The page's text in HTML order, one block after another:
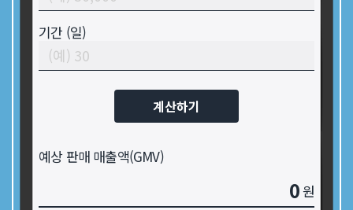
기간 (일)
계산하기
예상 판매 매출액(GMV)
0원